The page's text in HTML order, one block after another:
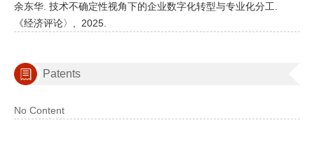
余东华. 技术不确定性视角下的企业数字化转型与专业化分工.
《经济评论〉,
2025.
Patents
No Content